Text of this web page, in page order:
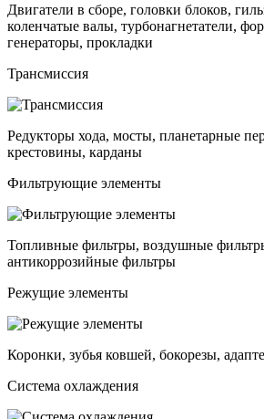
Двигатели в сборе, головки блоков,
коленчатые валы, турбонагнетатели,
генераторы, прокладки
Трансмиссия
Редукторы хода, мосты, планетарные
крестовины, карданы
Фильтрующие элементы
Топливные фильтры, воздушные
антикоррозийные фильтры
Режущие элементы
Коронки, зубья ковшей, бокорезы,
Система охлаждения